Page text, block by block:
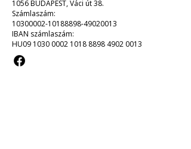
1056 BUDAPEST, Váci út 38.
Számlaszám:
10300002-10188898-49020013
IBAN számlaszám:
HU09 1030 0002 1018 8898 4902 0013